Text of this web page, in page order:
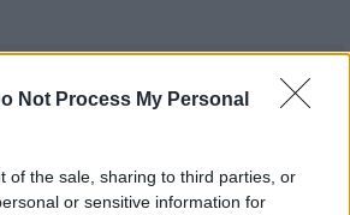
Not Process My Personal
of the sale, sharing to third parties, or
or sensitive information for